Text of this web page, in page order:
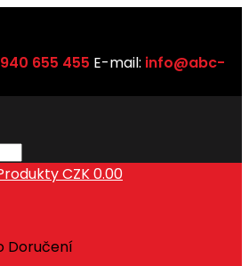
655 455 E-mail: info@abc-
CZK 0.00
Doručení